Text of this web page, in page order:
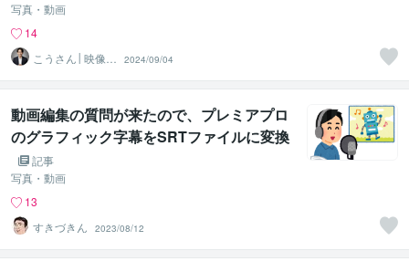
写真・動画
14
こうさん│映像×
AI×SNS
2024/09/04
動画編集の質問が来たので、プレミアプロ
のグラフィック字幕をSRTファイルに変換
してみた
記事
写真・動画
13
すきづきん
2023/08/12